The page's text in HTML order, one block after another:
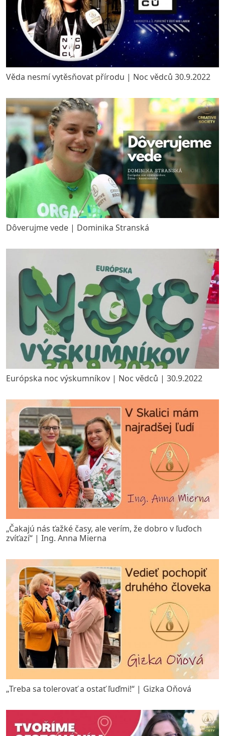
Věda nesmí vytěsňovat přírodu | Noc vědců 30.9.2022
Dôverujme vede | Dominika Stranská
Európska noc výskumníkov | Noc vědců | 30.9.2022
„Čakajú nás ťažké časy, ale verím, že dobro v ľuďoch
zvíťazí“ | Ing. Anna Mierna
„Treba sa tolerovať a ostať ľuďmi!“ | Gizka Oňová